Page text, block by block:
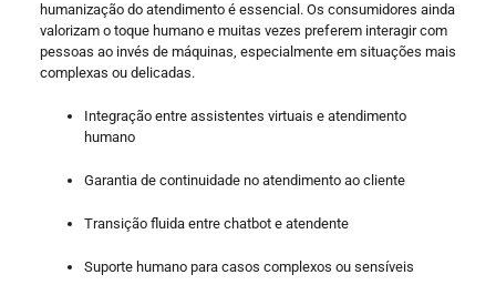
humanização do atendimento é essencial. Os consumidores ainda
valorizam o toque humano e muitas vezes preferem interagir com
pessoas ao invés de máquinas, especialmente em situações mais
complexas ou delicadas.
Integração entre assistentes virtuais e atendimento
humano
Garantia de continuidade no atendimento ao cliente
Transição fluida entre chatbot e atendente
Suporte humano para casos complexos ou sensíveis